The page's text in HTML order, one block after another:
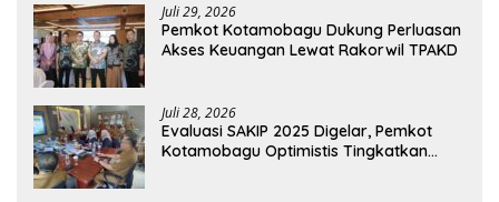
Juli 29, 2026
Pemkot Kotamobagu Dukung Perluasan
Akses Keuangan Lewat Rakorwil TPAKD
Juli 28, 2026
Evaluasi SAKIP 2025 Digelar, Pemkot
Kotamobagu Optimistis Tingkatkan